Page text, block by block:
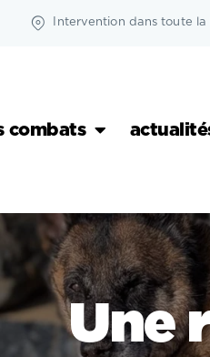
Intervention dans toute la
combats
Une